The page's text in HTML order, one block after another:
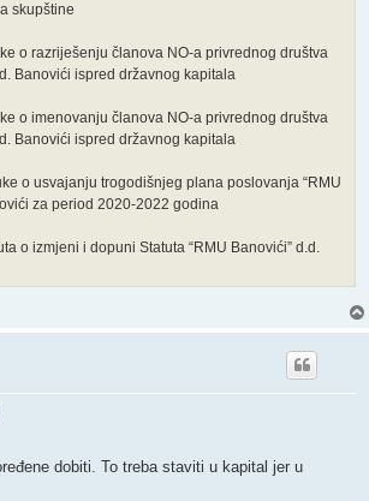
skupštine
o razriješenju članova NO-a privrednog društva
Banovići ispred državnog kapitala
o imenovanju članova NO-a privrednog društva
Banovići ispred državnog kapitala
o usvajanju trogodišnjeg plana poslovanja “RMU
za period 2020-2022 godina
o izmjeni i dopuni Statuta “RMU Banovići” d.d.
dobiti. To treba staviti u kapital jer u